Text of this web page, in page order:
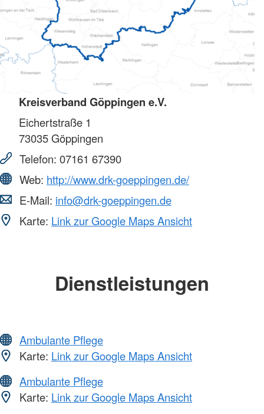
Kreisverband Göppingen e.V.
Eichertstraße 1
73035Göppingen
Telefon: 07161 67390
Web: http://www.drk-goeppingen.de/
E-Mail: info@drk-goeppingen.de
Karte: Link zur Google Maps Ansicht
Dienstleistungen
Ambulante Pflege
Karte: Link zur Google Maps Ansicht
Ambulante Pflege
Karte: Link zur Google Maps Ansicht